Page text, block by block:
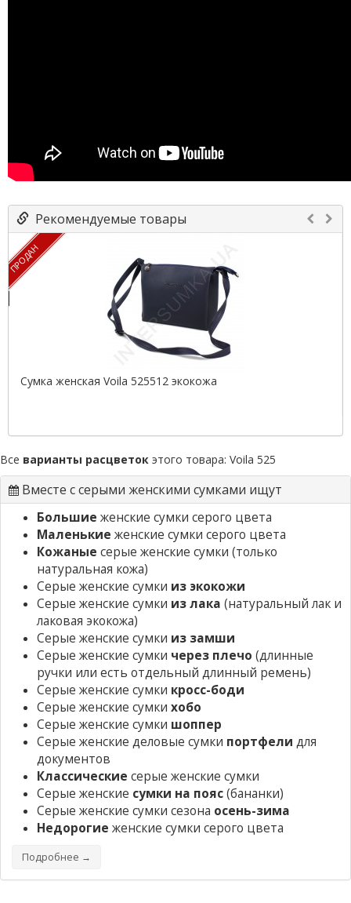
Рекомендуемые товары
ПРОДАН
Сумка женская Voila 525512 экокожа
Все варианты расцветок этого товара: Voila 525
Вместе с серыми женскими сумками ищут
Большие женские сумки серого цвета
Маленькие женские сумки серого цвета
Кожаные серые женские сумки (только
натуральная кожа)
Серые женские сумки из экокожи
Серые женские сумки из лака (натуральный лак и
лаковая экокожа)
Серые женские сумки из замши
Серые женские сумки через плечо (длинные
ручки или есть отдельный длинный ремень)
Серые женские сумки кросс-боди
Серые женские сумки хобо
Серые женские сумки шоппер
Серые женские деловые сумки портфели для
документов
Классические серые женские сумки
Серые женские сумки на пояс(бананки)
Серые женские сумки сезона осень-зима
Недорогие женские сумки серого цвета
Подробнее →